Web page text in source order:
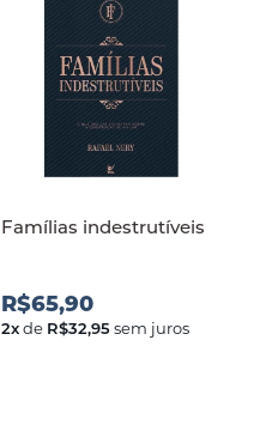
Famílias indestrutíveis
R$65,90
2xde R$32,95sem juros